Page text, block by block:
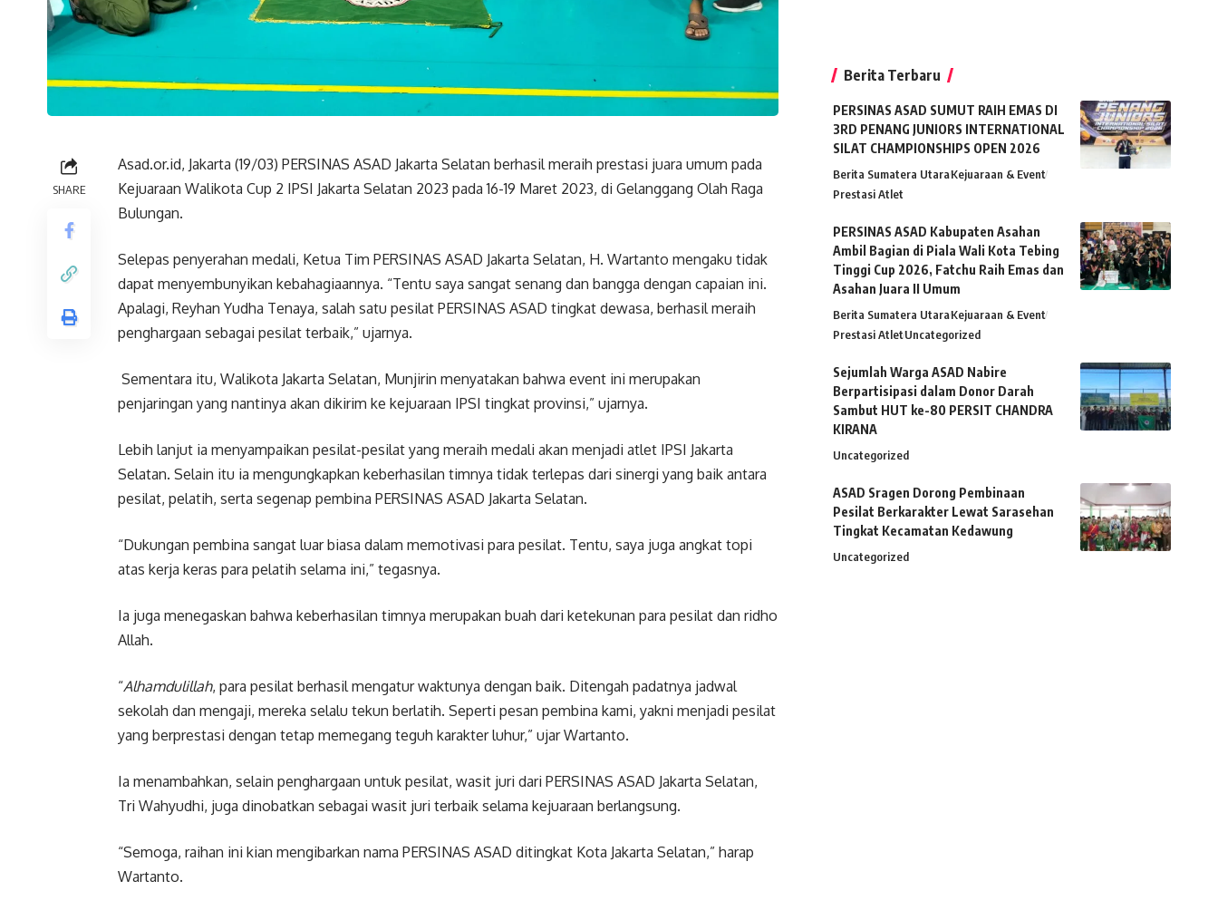
SHARE
Asad.or.id, Jakarta (19/03) PERSINAS ASAD Jakarta Selatan berhasil meraih prestasi juara umum pada
Kejuaraan Walikota Cup 2 IPSI Jakarta Selatan 2023 pada 16-19 Maret 2023, di Gelanggang Olah Raga
Bulungan.
Selepas penyerahan medali, Ketua Tim PERSINAS ASAD Jakarta Selatan, H. Wartanto mengaku tidak
dapat menyembunyikan kebahagiaannya. “Tentu saya sangat senang dan bangga dengan capaian ini.
Apalagi, Reyhan Yudha Tenaya, salah satu pesilat PERSINAS ASAD tingkat dewasa, berhasil meraih
penghargaan sebagai pesilat terbaik,” ujarnya.
Sementara itu, Walikota Jakarta Selatan, Munjirin menyatakan bahwa event ini merupakan
penjaringan yang nantinya akan dikirim ke kejuaraan IPSI tingkat provinsi,” ujarnya.
Lebih lanjut ia menyampaikan pesilat-pesilat yang meraih medali akan menjadi atlet IPSI Jakarta
Selatan. Selain itu ia mengungkapkan keberhasilan timnya tidak terlepas dari sinergi yang baik antara
pesilat, pelatih, serta segenap pembina PERSINAS ASAD Jakarta Selatan.
“Dukungan pembina sangat luar biasa dalam memotivasi para pesilat. Tentu, saya juga angkat topi
atas kerja keras para pelatih selama ini,” tegasnya.
Ia juga menegaskan bahwa keberhasilan timnya merupakan buah dari ketekunan para pesilat dan ridho
Allah.
“Alhamdulillah, para pesilat berhasil mengatur waktunya dengan baik. Ditengah padatnya jadwal
sekolah dan mengaji, mereka selalu tekun berlatih. Seperti pesan pembina kami, yakni menjadi pesilat
yang berprestasi dengan tetap memegang teguh karakter luhur,” ujar Wartanto.
Ia menambahkan, selain penghargaan untuk pesilat, wasit juri dari PERSINAS ASAD Jakarta Selatan,
Tri Wahyudhi, juga dinobatkan sebagai wasit juri terbaik selama kejuaraan berlangsung.
“Semoga, raihan ini kian mengibarkan nama PERSINAS ASAD ditingkat Kota Jakarta Selatan,” harap
Wartanto.
Berita Terbaru
PERSINAS ASAD SUMUT RAIH EMAS DI
3RD PENANG JUNIORS INTERNATIONAL
SILAT CHAMPIONSHIPS OPEN 2026
Berita Sumatera UtaraKejuaraan & Event
Prestasi Atlet
PERSINAS ASAD Kabupaten Asahan
Ambil Bagian di Piala Wali Kota Tebing
Tinggi Cup 2026, Fatchu Raih Emas dan
Asahan Juara II Umum
Berita Sumatera UtaraKejuaraan & Event
Prestasi AtletUncategorized
Sejumlah Warga ASAD Nabire
Berpartisipasi dalam Donor Darah
Sambut HUT ke-80 PERSIT CHANDRA
KIRANA
Uncategorized
ASAD Sragen Dorong Pembinaan
Pesilat Berkarakter Lewat Sarasehan
Tingkat Kecamatan Kedawung
Uncategorized